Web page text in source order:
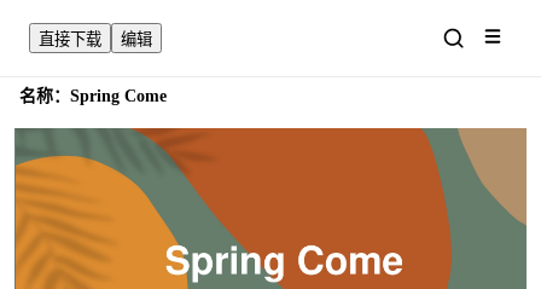
直接下载 编辑
名称： Spring Come